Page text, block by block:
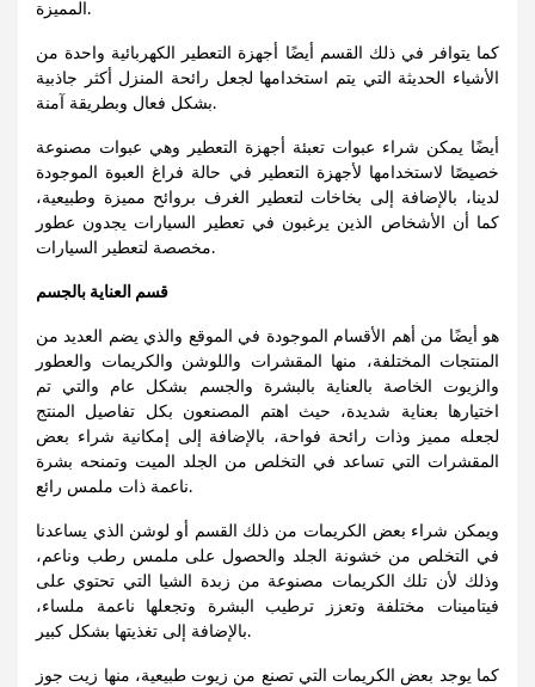
المميزة.
كما يتوافر في ذلك القسم أيضًا أجهزة التعطير الكهربائية واحدة من
الأشياء الحديثة التي يتم استخدامها لجعل رائحة المنزل أكثر جاذبية
بشكل فعال وبطريقة آمنة.
أيضًا يمكن شراء عبوات تعبئة أجهزة التعطير وهي عبوات مصنوعة
خصيصًا لاستخدامها لأجهزة التعطير في حالة فراغ العبوة الموجودة
لدينا، بالإضافة إلى بخاخات لتعطير الغرف بروائح مميزة وطبيعية،
كما أن الأشخاص الذين يرغبون في تعطير السيارات يجدون عطور
مخصصة لتعطير السيارات.
قسم العناية بالجسم
هو أيضًا من أهم الأقسام الموجودة في الموقع والذي يضم العديد من
المنتجات المختلفة، منها المقشرات واللوشن والكريمات والعطور
والزيوت الخاصة بالعناية بالبشرة والجسم بشكل عام والتي تم
اختيارها بعناية شديدة، حيث اهتم المصنعون بكل تفاصيل المنتج
لجعله مميز وذات رائحة فواحة، بالإضافة إلى إمكانية شراء بعض
المقشرات التي تساعد في التخلص من الجلد الميت وتمنحه بشرة
ناعمة ذات ملمس رائع.
ويمكن شراء بعض الكريمات من ذلك القسم أو لوشن الذي يساعدنا
في التخلص من خشونة الجلد والحصول على ملمس رطب وناعم،
وذلك لأن تلك الكريمات مصنوعة من زبدة الشيا التي تحتوي على
فيتامينات مختلفة وتعزز ترطيب البشرة وتجعلها ناعمة ملساء،
بالإضافة إلى تغذيتها بشكل كبير.
كما يوجد بعض الكريمات التي تصنع من زيوت طبيعية، منها زيت جوز